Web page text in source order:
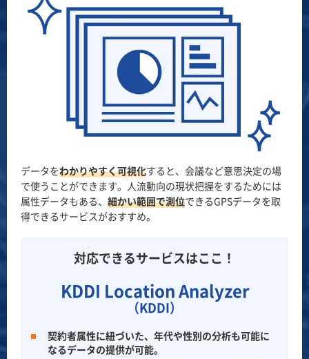
データをわかりやすく可視化すると、会議など意思決定の場
で使うことができます。人流動向の現状把握をするためには
属性データもある、 細かい範囲で測位できるGPSデータを取
得できるサービスがおすすめ。
対応できるサービスはここ！
KDDI Location Analyzer
（KDDI）
契約者属性に紐づいた、年代や性別の分析も可能に
なるデータの提供が可能。